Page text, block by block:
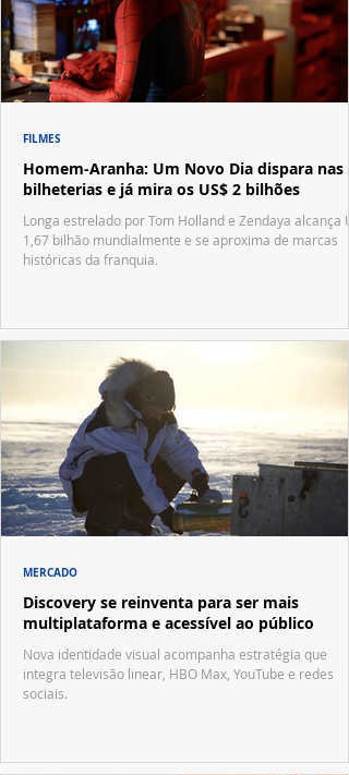
Homem-Aranha: Um Novo Dia dispara nas
bilheterias e já mira os US$ 2 bilhões
Longa estrelado por Tom Holland e Zendaya alcança
1,67 bilhão mundialmente e se aproxima de marcas
históricas da franquia.
FILMES
Discovery se reinventa para ser mais
multiplataforma e acessível ao público
Nova identidade visual acompanha estratégia que
integra televisão linear, HBO Max, YouTube e redes
sociais.
MERCADO